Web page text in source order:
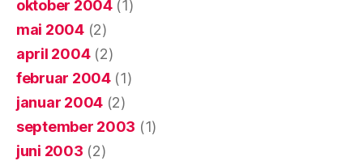
oktober 2004(1)
mai 2004(2)
april 2004(2)
februar 2004(1)
januar 2004 (2)
september 2003 (1)
juni 2003 (2)